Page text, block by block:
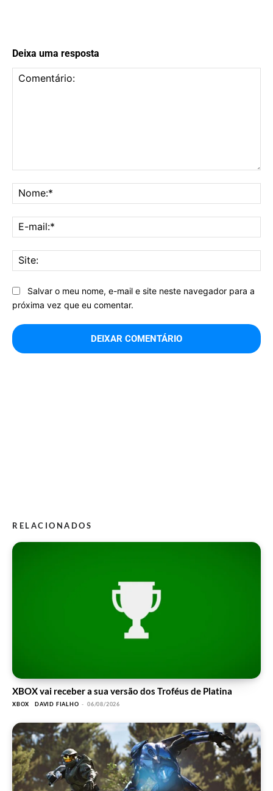
Deixa uma resposta
Salvar o meu nome, e-mail e site neste navegador para a
próxima vez que eu comentar.
RELACIONADOS
XBOX vai receber a sua versão dos Troféus de Platina
XBOX DAVID FIALHO - 06/08/2026